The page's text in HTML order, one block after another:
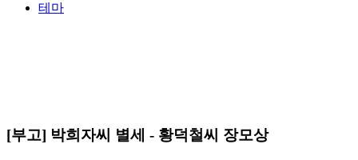
테마
[부고] 박희자씨 별세 - 황덕철씨 장모상